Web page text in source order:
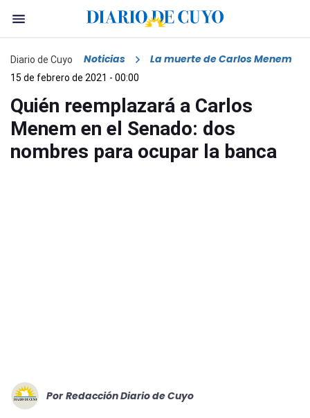
Diario de Cuyo Noticias La muerte de Carlos Menem
15 de febrero de 2021 - 00:00
Quién reemplazará a Carlos
Menem en el Senado: dos
nombres para ocupar la banca
Por Redacción Diario de Cuyo